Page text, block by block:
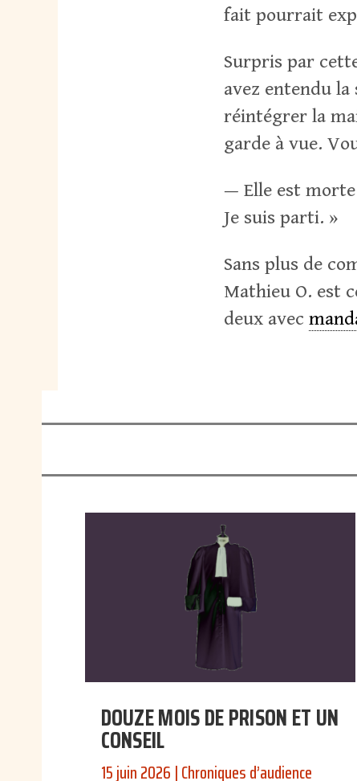
fait pourrait
Surpris par
avez entendu
réintégrer la
garde à vue.
— Elle est
Je suis parti. »
Sans plus de
Mathieu O. est
deux avec
DOUZE MOIS DE PRISON ET UN
CONSEIL
15 juin 2026 |Chroniques d’audience